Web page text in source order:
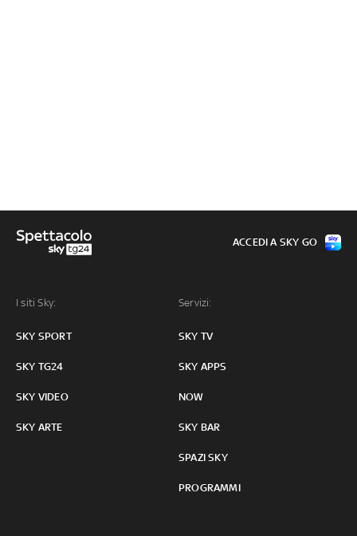
I siti Sky:
SKY SPORT
SKY TG24
SKY VIDEO
SKY ARTE
Servizi:
SKY TV
SKY APPS
NOW
SKY BAR
SPAZI SKY
PROGRAMMI
ACCEDI A SKY GO